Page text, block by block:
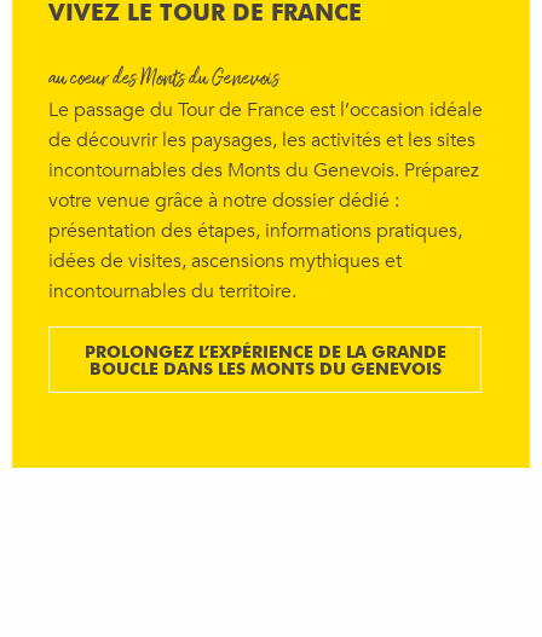
VIVEZ LE TOUR DE FRANCE
au cœur des Monts du Genevois
Le passage du Tour de France est l’occasion idéale
de découvrir les paysages, les activités et les sites
incontournables des Monts du Genevois. Préparez
votre venue grâce à notre dossier dédié :
présentation des étapes, informations pratiques,
idées de visites, ascensions mythiques et
incontournables du territoire.
PROLONGEZ L’EXPÉRIENCE DE LA GRANDE
BOUCLE DANS LES MONTS DU GENEVOIS